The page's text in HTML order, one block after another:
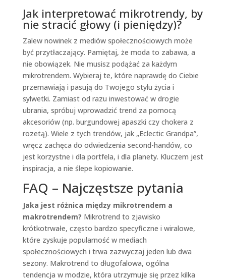
Jak interpretować mikrotrendy, by
nie stracić głowy (i pieniędzy)?
Zalew nowinek z mediów społecznościowych może
być przytłaczający. Pamiętaj, że moda to zabawa, a
nie obowiązek. Nie musisz podążać za każdym
mikrotrendem. Wybieraj te, które naprawdę do Ciebie
przemawiają i pasują do Twojego stylu życia i
sylwetki. Zamiast od razu inwestować w drogie
ubrania, spróbuj wprowadzić trend za pomocą
akcesoriów (np. burgundowej apaszki czy chokera z
rozetą). Wiele z tych trendów, jak „Eclectic Grandpa”,
wręcz zachęca do odwiedzenia second-handów, co
jest korzystne i dla portfela, i dla planety. Kluczem jest
inspiracja, a nie ślepe kopiowanie.
FAQ – Najczęstsze pytania
Jaka jest różnica między mikrotrendem a
makrotrendem? Mikrotrend to zjawisko
krótkotrwałe, często bardzo specyficzne i wiralowe,
które zyskuje popularność w mediach
społecznościowych i trwa zazwyczaj jeden lub dwa
sezony. Makrotrend to długofalowa, ogólna
tendencja w modzie, która utrzymuje się przez kilka